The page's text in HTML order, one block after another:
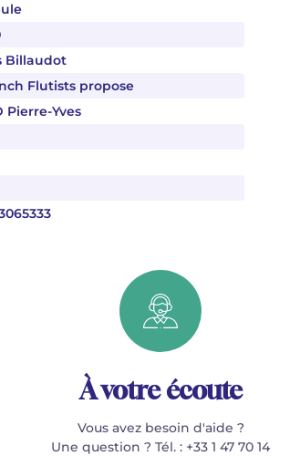
Billaudot
Flutists propose
Pierre-Yves
À votre écoute
Vous avez besoin d'aide ?
Une question ? Tél. : +33 1 47 70 14